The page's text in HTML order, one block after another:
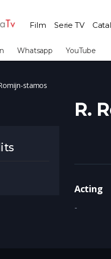
Film Serie TV
Whatsapp YouTube
stamos
R.
Acting
-